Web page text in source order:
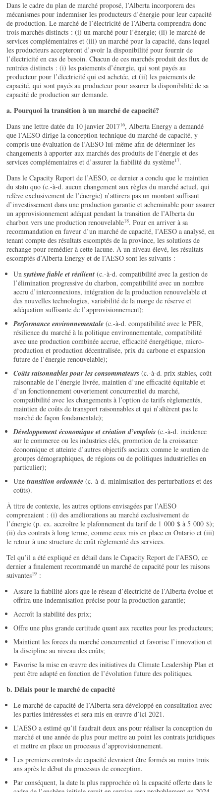
Dans le cadre du plan de marché proposé, l’Alberta incorporera des
mécanismes pour indemniser les producteurs d’énergie pour leur capacité
de production. Le marché de l’électricité de l’Alberta comprendra donc
trois marchés distincts : (i) un marché pour l’énergie; (ii) le marché de
services complémentaires et (iii) un marché pour la capacité, dans lequel
les producteurs accepteront d’avoir la disponibilité pour fournir de
l’électricité en cas de besoin. Chacun de ces marchés produit des flux de
rentrées distincts : (i) les paiements d’énergie, qui sont payés au
producteur pour l’électricité qui est achetée, et (ii) les paiements de
capacité, qui sont payés au producteur pour assurer la disponibilité de sa
capacité de production sur demande.
a. Pourquoi la transition à un marché de capacité?
Dans une lettre datée du 10 janvier 201716, Alberta Energy a demandé
que l’AESO dirige la conception technique du marché de capacité, y
compris une évaluation de l’AESO lui-même afin de déterminer les
changements à apporter aux marchés des produits de l’énergie et des
services complémentaires et d’assurer la fiabilité du système17.
Dans le Capacity Report de l’AESO, ce dernier a conclu que le maintien
du statu quo (c.-à-d. aucun changement aux règles du marché actuel, qui
relève exclusivement de l’énergie) n’attirera pas un montant suffisant
d’investissement dans une production garantie et acheminable pour assurer
un approvisionnement adéquat pendant la transition de l’Alberta du
charbon vers une production renouvelable18. Pour en arriver à sa
recommandation en faveur d’un marché de capacité, l’AESO a analysé, en
tenant compte des résultats escomptés de la province, les solutions de
rechange pour remédier à cette lacune. À un niveau élevé, les résultats
escomptés d’Alberta Energy et de l’AESO sont les suivants :
Unsystème fiable et résilient (c.-à-d. compatibilité avec la gestion de
l’élimination progressive du charbon, compatibilité avec un nombre
accru d’interconnexions, intégration de la production renouvelable et
des nouvelles technologies, variabilité de la marge de réserve et
adéquation suffisante de l’approvisionnement);
Performance environnementale (c.-à-d. compatibilité avec le PER,
résilience du marché à la politique environnementale, compatibilité
avec une production combinée accrue, efficacité énergétique, micro-
production et production décentralisée, prix du carbone et expansion
future de l’énergie renouvelable);
Coûts raisonnables pour les consommateurs(c.-à-d. prix stables, coût
raisonnable de l’énergie livrée, maintien d’une efficacité équitable et
d’un fonctionnement ouvertement concurrentiel du marché,
compatibilité avec les changements à l’option de tarifs règlementés,
maintien de coûts de transport raisonnables et qui n’altèrent pas le
marché de façon fondamentale);
Développement économique et création d’emplois(c.-à-d. incidence
sur le commerce ou les industries clés, promotion de la croissance
économique et atteinte d’autres objectifs sociaux comme le soutien de
groupes démographiques, de régions ou de politiques industrielles en
particulier);
Unetransition ordonnée(c.-à-d. minimisation des perturbations et des
coûts).
À titre de contexte, les autres options envisagées par l’AESO
comprenaient : (i) des améliorations au marché exclusivement de
l’énergie (p. ex. accroître le plafonnement du tarif de 1 000 $ à 5 000 $);
(ii) des contrats à long terme, comme ceux mis en place en Ontario et (iii)
le retour à une structure de coût règlementé des services.
Tel qu’il a été expliqué en détail dans le Capacity Report de l’AESO, ce
dernier a finalement recommandé un marché de capacité pour les raisons
suivantes19 :
Assure la fiabilité alors que le réseau d’électricité de l’Alberta évolue et
offrira une indemnisation précise pour la production garantie;
Accroît la stabilité des prix;
Offre une plus grande certitude quant aux recettes pour les producteurs;
Maintient les forces du marché concurrentiel et favorise l’innovation et
la discipline au niveau des coûts;
Favorise la mise en œuvre des initiatives du Climate Leadership Plan et
peut être adapté en fonction de l’évolution future des politiques.
b. Délais pour le marché de capacité
Le marché de capacité de l’Alberta sera développé en consultation avec
les parties intéressées et sera mis en œuvre d’ici 2021.
L’AESO a estimé qu’il faudrait deux ans pour réaliser la conception du
marché et une année de plus pour mettre au point les contrats juridiques
et mettre en place un processus d’approvisionnement.
Les premiers contrats de capacité devraient être formés au moins trois
ans après le début du processus de conception.
Par conséquent, la date la plus rapprochée où la capacité offerte dans le